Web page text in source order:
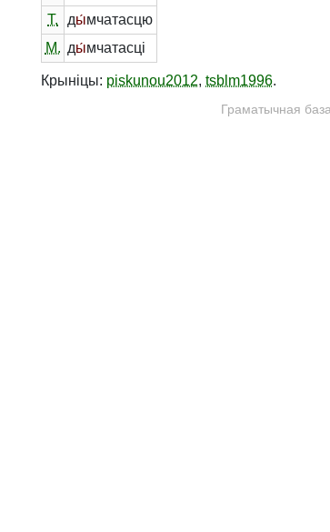
Т.
ды́мчатасцю
М. ды́мчатасці
Крыніцы: piskunou2012, tsblm1996.
Граматычная